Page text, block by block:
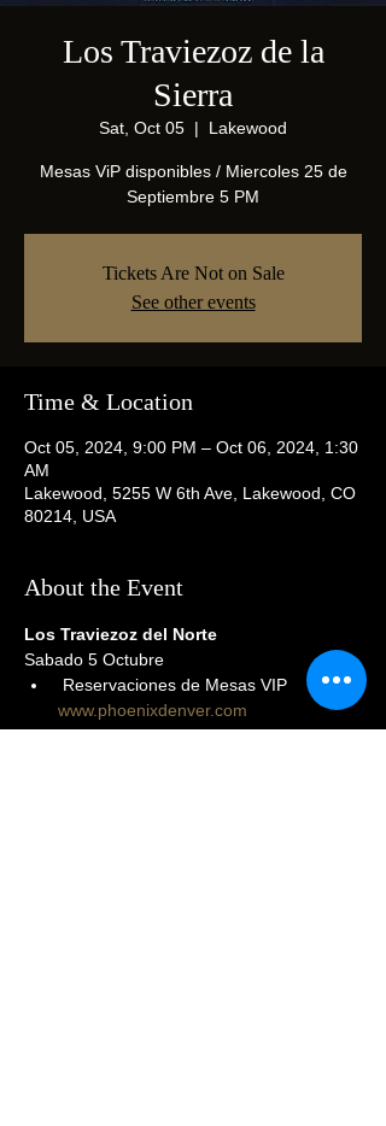
Los Traviezoz de la
Sierra
Sat, Oct 05
  |
Lakewood
Mesas ViP disponibles / Miercoles 25 de
Septiembre 5 PM
Tickets Are Not on Sale
See other events
Time & Location
Oct 05, 2024, 9:00 PM – Oct 06, 2024, 1:30
AM
Lakewood, 5255 W 6th Ave, Lakewood, CO
80214, USA
About the Event
Los Traviezoz del Norte
Sabado 5 Octubre
Reservaciones de Mesas VIP
www.phoenixdenver.com
Puertas abren a las 9 PM